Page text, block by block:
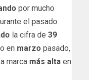
por mucho
el pasado
la cifra de 39
en marzo pasado,
marca más alta en